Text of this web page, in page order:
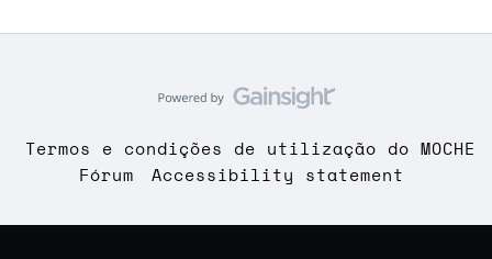
Termos e condições de utilização do MOCHE
Fórum
Accessibility statement